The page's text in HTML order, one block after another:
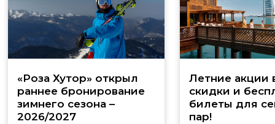
«Роза Хутор» открыл
раннее бронирование
зимнего сезона –
2026/2027
Летние акции
скидки и
билеты для
пар!